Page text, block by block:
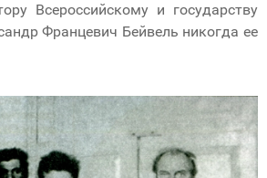
Всероссийскому и государству
Францевич Бейвель никогда ее